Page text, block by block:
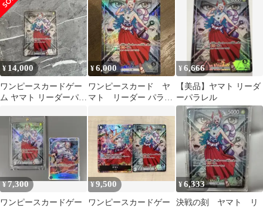
¥ 14,000
ワンピースカードゲー
ム ヤマト リーダーパラ
¥6,000
ワンピースカード ヤ
マト リーダー パラレ
¥6,666
【美品】ヤマト リーダ
ーパラレル
¥7,300
ワンピースカードゲー
¥9,500
ワンピースカードゲー
¥6,333
決戦の刻 ヤマト リ